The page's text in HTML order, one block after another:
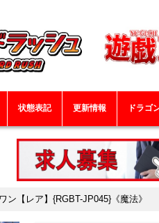
状態表記 更新情報 ドラゴ
ン【レア】{RGBT-JP045}《魔法》